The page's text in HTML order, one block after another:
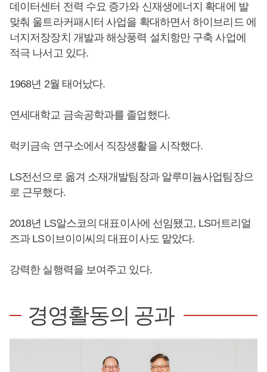
데이터센터 전력 수요 증가와 신재생에너지 확대에 발
맞춰 울트라커패시터 사업을 확대하면서 하이브리드 에
너지저장장치 개발과 해상풍력 설치항만 구축 사업에
적극 나서고 있다.
1968년 2월 태어났다.
연세대학교 금속공학과를 졸업했다.
럭키금속 연구소에서 직장생활을 시작했다.
LS전선으로 옮겨 소재개발팀장과 알루미늄사업팀장으
로 근무했다.
2018년 LS알스코의 대표이사에 선임됐고, LS머트리얼
즈과 LS이브이이씨의 대표이사도 맡았다.
강력한 실행력을 보여주고 있다.
경영활동의 공과